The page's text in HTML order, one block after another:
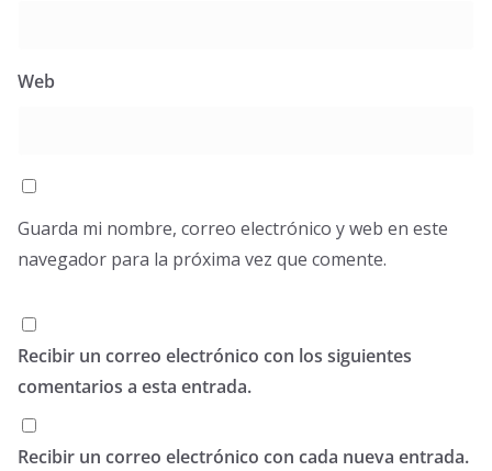
Web
Guarda mi nombre, correo electrónico y web en este
navegador para la próxima vez que comente.
Recibir un correo electrónico con los siguientes
comentarios a esta entrada.
Recibir un correo electrónico con cada nueva entrada.